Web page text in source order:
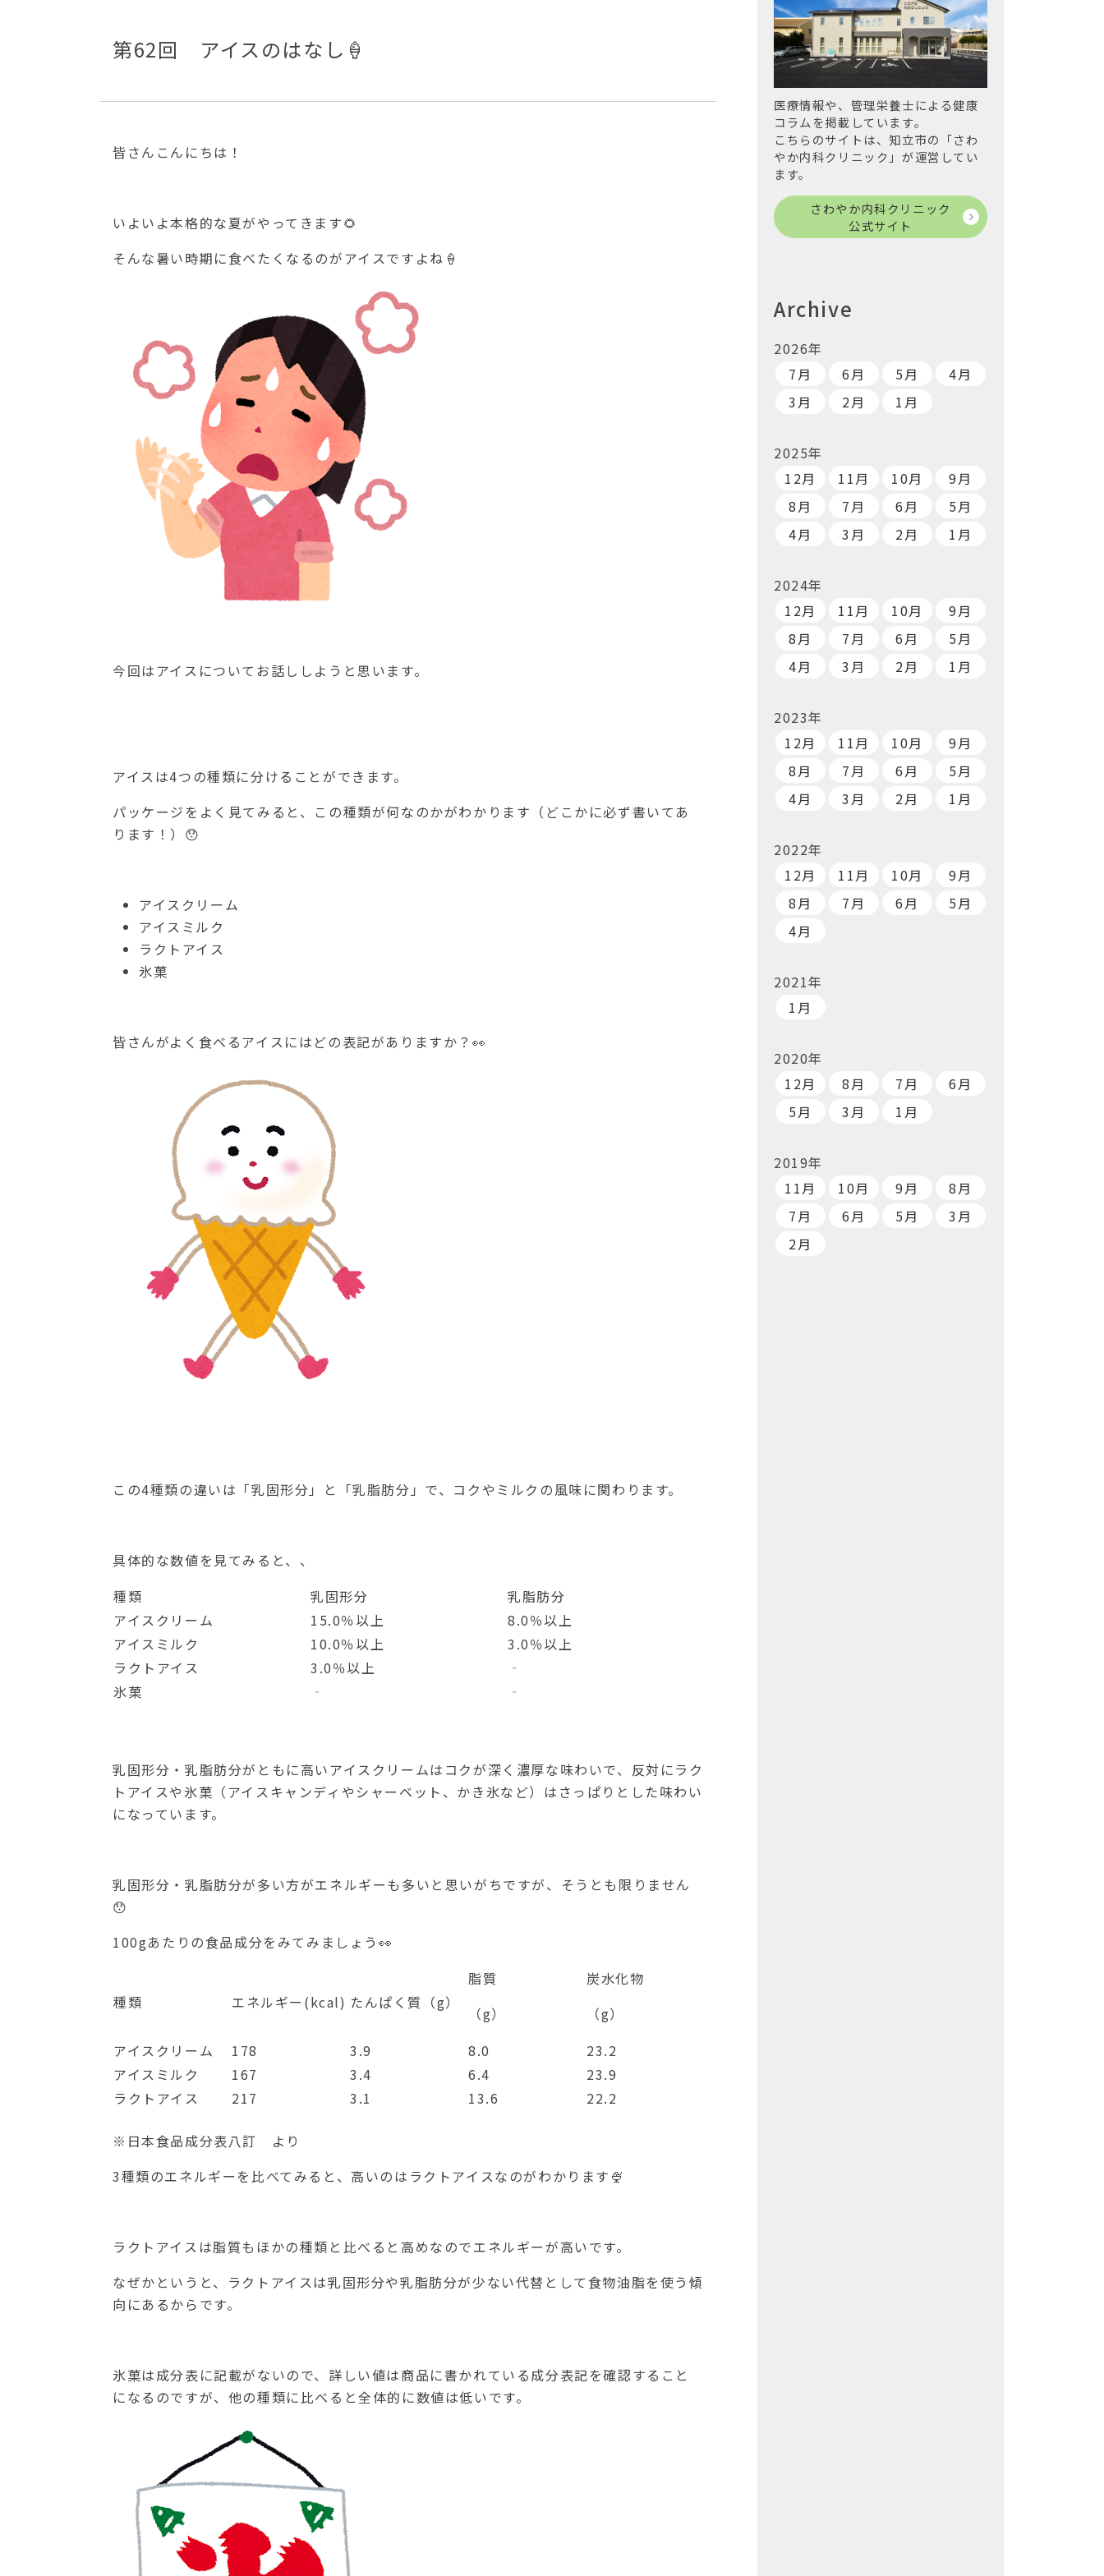
第62回 アイスのはなし🍦
皆さんこんにちは！
いよいよ本格的な夏がやってきます🌻
そんな暑い時期に食べたくなるのがアイスですよね🍦
今回はアイスについてお話ししようと思います。
アイスは4つの種類に分けることができます。
パッケージをよく見てみると、この種類が何なのかがわかります（どこかに必ず書いてあ
ります！）😯
アイスクリーム
アイスミルク
ラクトアイス
氷菓
皆さんがよく食べるアイスにはどの表記がありますか？👀
この4種類の違いは「乳固形分」と「乳脂肪分」で、コクやミルクの風味に関わります。
具体的な数値を見てみると、、
種類
乳固形分
乳脂肪分
アイスクリーム
15.0％以上
8.0％以上
アイスミルク
10.0％以上
3.0％以上
ラクトアイス
3.0％以上
‐
氷菓
‐ ‐
乳固形分・乳脂肪分がともに高いアイスクリームはコクが深く濃厚な味わいで、反対にラク
トアイスや氷菓（アイスキャンディやシャーベット、かき氷など）はさっぱりとした味わい
になっています。
乳固形分・乳脂肪分が多い方がエネルギーも多いと思いがちですが、そうとも限りません
😯
100gあたりの食品成分をみてみましょう👀
種類 エネルギー(kcal) たんぱく質（g）
脂質
（g）
炭水化物
（g）
アイスクリーム
178 3.9 8.0
23.2
アイスミルク
167 3.4 6.4
23.9
ラクトアイス
217 3.1 13.6 22.2
※日本食品成分表八訂 より
3種類のエネルギーを比べてみると、高いのはラクトアイスなのがわかります🍨
ラクトアイスは脂質もほかの種類と比べると高めなのでエネルギーが高いです。
なぜかというと、ラクトアイスは乳固形分や乳脂肪分が少ない代替として食物油脂を使う傾
向にあるからです。
氷菓は成分表に記載がないので、詳しい値は商品に書かれている成分表記を確認すること
になるのですが、他の種類に比べると全体的に数値は低いです。
医療情報や、管理栄養士による健康
コラムを掲載しています。
こちらのサイトは、知立市の「さわ
やか内科クリニック」が運営してい
ます。
さわやか内科クリニック
公式サイト
Archive
2026年
7月
6月 5月
4月
3月
2月 1月
2025年
12月
11月 10月
9月
8月
7月 6月
5月
4月
3月 2月 1月
2024年
12月
11月 10月
9月
8月
7月 6月
5月
4月
3月 2月 1月
2023年
12月
11月 10月
9月
8月
7月 6月
5月
4月
3月 2月 1月
2022年
12月
11月 10月
9月
8月
7月 6月
5月
4月
2021年
1月
2020年
12月
8月 7月
6月
5月
3月 1月
2019年
11月
10月 9月
8月
7月
6月 5月
3月
2月